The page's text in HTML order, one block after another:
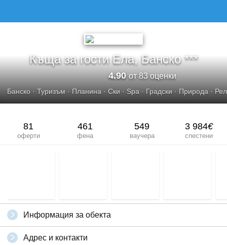
Къща за гости Ела, Банско ***
4.90от 83 оценки
Банско · Туризъм · Планина · Ски · Spa · Градски · Природа ·
81
оферти
461
фена
549
ваучера
3 984€
спестени
Информация за обекта
Адрес и контакти